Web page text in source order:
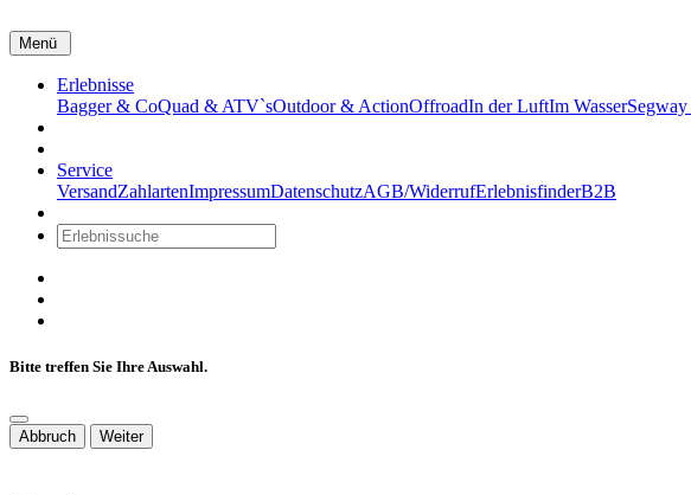
Menü
Erlebnisse
Bagger & CoQuad & ATV`sOutdoor & ActionOffroadIn der LuftIm WasserSegway
Service
VersandZahlartenImpressumDatenschutzAGB/WiderrufErlebnisfinderB2B
Bitte treffen Sie Ihre Auswahl.
Abbruch Weiter